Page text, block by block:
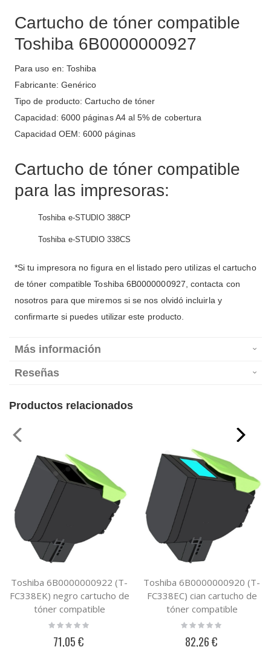
Cartucho de tóner compatible
Toshiba 6B0000000927
Para uso en: Toshiba
Fabricante: Genérico
Tipo de producto: Cartucho de tóner
Capacidad: 6000 páginas A4 al 5% de cobertura
Capacidad OEM: 6000 páginas
Cartucho de tóner compatible
para las impresoras:
Toshiba e-STUDIO 388CP
Toshiba e-STUDIO 338CS
*Si tu impresora no figura en el listado pero utilizas el cartucho
de tóner compatible Toshiba 6B0000000927, contacta con
nosotros para que miremos si se nos olvidó incluirla y
confirmarte si puedes utilizar este producto.
Más información
Reseñas
Productos relacionados
Toshiba 6B0000000922 (T-
FC338EK) negro cartucho de
tóner compatible
Rating:
71,05 €
Toshiba 6B0000000920 (T-
FC338EC) cian cartucho de
tóner compatible
Rating:
82,26 €